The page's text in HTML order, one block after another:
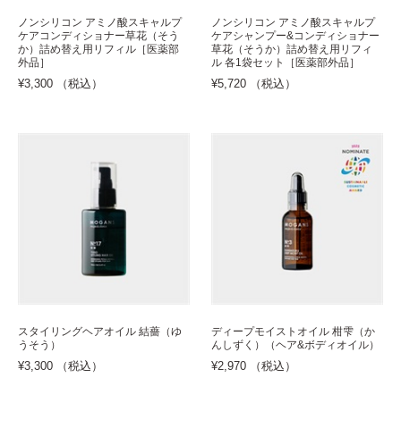
ノンシリコン アミノ酸スキャルプ
ケアコンディショナー草花（そう
か）詰め替え用リフィル［医薬部
外品］
¥3,300 （税込）
ノンシリコン アミノ酸スキャルプ
ケアシャンプー&コンディショナー
草花（そうか）詰め替え用リフィ
ル 各1袋セット［医薬部外品］
¥5,720 （税込）
スタイリングヘアオイル 結薔（ゆ
うそう）
¥3,300 （税込）
ディープモイストオイル 柑雫（か
んしずく）（ヘア&ボディオイル）
¥2,970 （税込）